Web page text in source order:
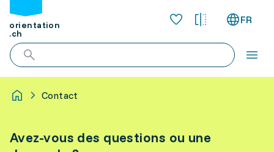
orientation
.ch
FR
Contact
Avez-vous des questions ou une